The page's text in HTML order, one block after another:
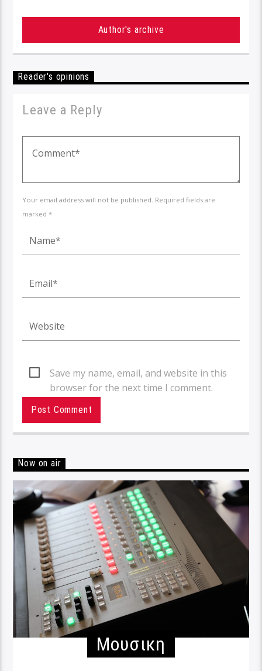
Author's archive
Reader's opinions
Leave a Reply
Your email address will not be published. Required fields are
marked *
Save my name, email, and website in this
browser for the next time I comment.
Now on air
Μουσικη